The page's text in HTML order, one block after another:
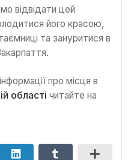
відвідати цей
його красою,
та зануритися в
про місця в
області читайте на